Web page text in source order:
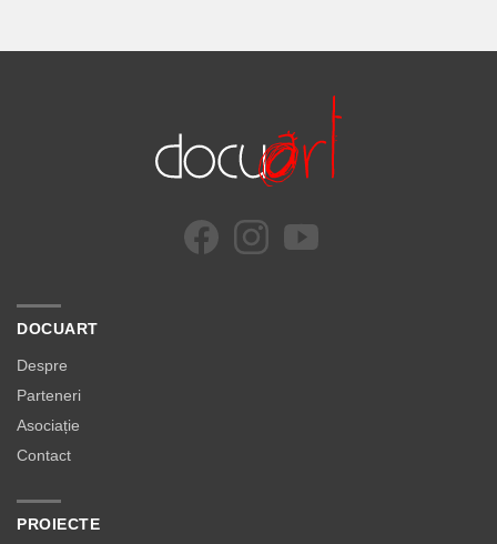
DOCUART
Despre
Parteneri
Asociație
Contact
PROIECTE